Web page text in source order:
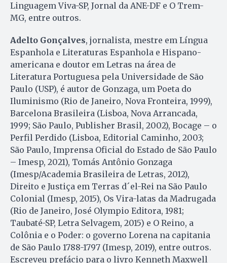
Linguagem Viva-SP, Jornal da ANE-DF e O Trem-
MG, entre outros.
Adelto Gonçalves, jornalista, mestre em Língua
Espanhola e Literaturas Espanhola e Hispano-
americana e doutor em Letras na área de
Literatura Portuguesa pela Universidade de São
Paulo (USP), é autor de Gonzaga, um Poeta do
Iluminismo (Rio de Janeiro, Nova Fronteira, 1999),
Barcelona Brasileira (Lisboa, Nova Arrancada,
1999; São Paulo, Publisher Brasil, 2002), Bocage – o
Perfil Perdido (Lisboa, Editorial Caminho, 2003;
São Paulo, Imprensa Oficial do Estado de São Paulo
– Imesp, 2021), Tomás Antônio Gonzaga
(Imesp/Academia Brasileira de Letras, 2012),
Direito e Justiça em Terras d´el-Rei na São Paulo
Colonial (Imesp, 2015), Os Vira-latas da Madrugada
(Rio de Janeiro, José Olympio Editora, 1981;
Taubaté-SP, Letra Selvagem, 2015) e O Reino, a
Colônia e o Poder: o governo Lorena na capitania
de São Paulo 1788-1797 (Imesp, 2019), entre outros.
Escreveu prefácio para o livro Kenneth Maxwell